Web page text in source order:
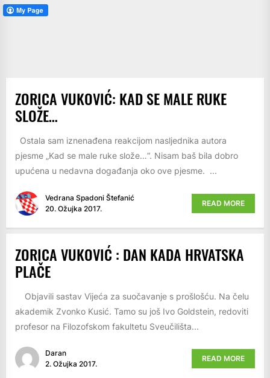
ZORICA VUKOVIĆ: KAD SE MALE RUKE
SLOŽE…
Ostala sam iznenađena reakcijom nasljednika autora
pjesme „Kad se male ruke slože…“. Nisam baš bila dobro
upućena u nedavna događanja oko ove pjesme. ...
Vedrana Spadoni Štefanić
20. Ožujka 2017.
READ MORE
ZORICA VUKOVIĆ : DAN KADA HRVATSKA
PLAČE
Objavili sastav Vijeća za suočavanje s prošlošću. Na čelu
akademik Zvonko Kusić. Tamo su još Ivo Goldstein, redoviti
profesor na Filozofskom fakultetu Sveučilišta...
Daran
2. Ožujka 2017.
READ MORE